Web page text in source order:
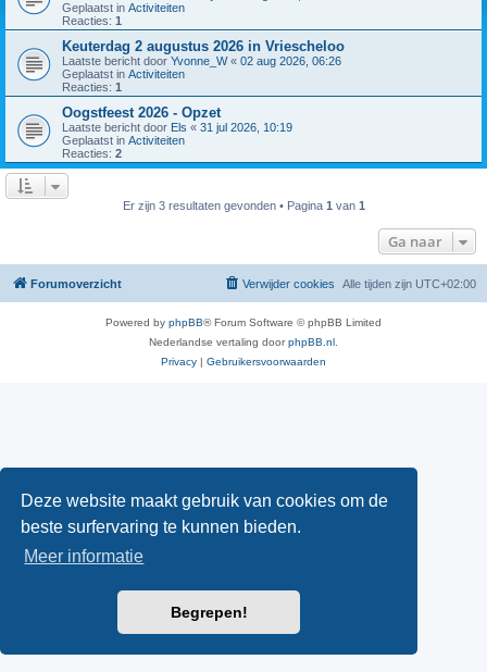
Deze website maakt gebruik van cookies om de
beste surfervaring te kunnen bieden.
Meer informatie
Begrepen!
Geplaatst in Activiteiten
Reacties: 1
Keuterdag 2 augustus 2026 in Vriescheloo
Laatste bericht door Yvonne_W« 02 aug 2026, 06:26
Geplaatst in Activiteiten
Reacties: 1
Oogstfeest 2026 - Opzet
Laatste bericht door Els « 31 jul 2026, 10:19
Geplaatst in Activiteiten
Reacties: 2
Er zijn 3 resultaten gevonden • Pagina 1 van 1
Ga naar
Forumoverzicht Alle tijden zijn UTC+02:00
Verwijder cookies
Powered by phpBB® Forum Software © phpBB Limited
Nederlandse vertaling doorphpBB.nl
Privacy | Gebruikersvoorwaarden